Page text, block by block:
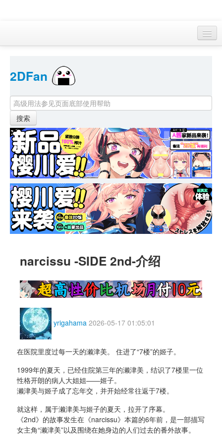
首页
找游戏
下资源
目录
本月新作
站内动态
小组
KF Online
2DFan
narcissu -SIDE 2nd-介绍
yrigahama 2026-05-17 01:05:01
在医院里度过每一天的濑津美。 住进了“7楼”的姬子。
1999年的夏天，已经住院第三年的濑津美，结识了7楼里一位
性格开朗的病人大姐姐——姬子。
濑津美与姬子成了忘年交，并开始经常往返于7楼。
就这样，属于濑津美与姬子的夏天，拉开了序幕。
《2nd》的故事发生在《narcissu》本篇的6年前，是一部描写
女主角“濑津美”以及围绕在她身边的人们过去的番外故事。